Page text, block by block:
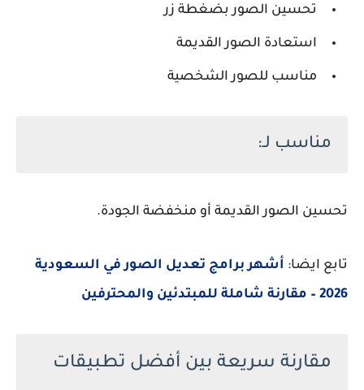
تحسين الصور بضغطة زر
استعادة الصور القديمة
مناسب للصور الشخصية
مناسب لـ:
تحسين الصور القديمة أو منخفضة الجودة.
تابع ايضا: أشهر برامج تعديل الصور في السعودية
2026 – مقارنة شاملة للمبتدئين والمحترفين
مقارنة سريعة بين أفضل تطبيقات